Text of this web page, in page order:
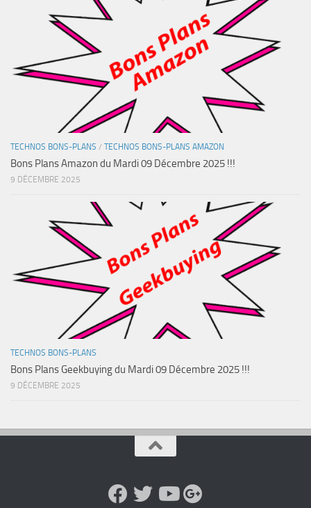
TECHNOS BONS-PLANS / TECHNOS BONS-PLANS AMAZON
Bons Plans Amazon du Mardi 09 Décembre 2025 !!!
9 DÉCEMBRE 2025
TECHNOS BONS-PLANS
Bons Plans Geekbuying du Mardi 09 Décembre 2025 !!!
9 DÉCEMBRE 2025